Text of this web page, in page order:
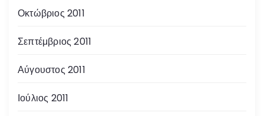
Οκτώβριος 2011
Σεπτέμβριος 2011
Αύγουστος 2011
Ιούλιος 2011